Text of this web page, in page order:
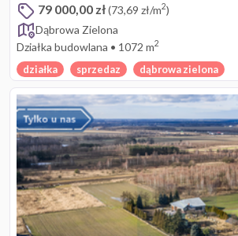
79 000,00 zł(73,69 zł/m2)
Dąbrowa Zielona
Działka budowlana • 1072 m2
działka sprzedaz dąbrowa zielona